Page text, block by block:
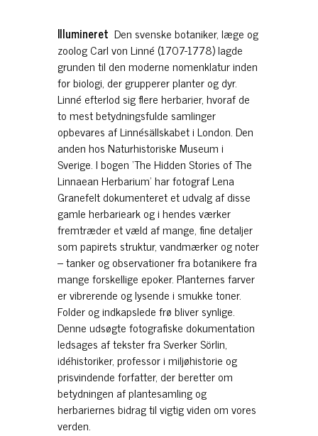
Illumineret Den svenske botaniker, læge og
zoolog Carl von Linné (1707-1778) lagde
grunden til den moderne nomenklatur inden
for biologi, der grupperer planter og dyr.
Linné efterlod sig flere herbarier, hvoraf de
to mest betydningsfulde samlinger
opbevares af Linnésällskabet i London. Den
anden hos Naturhistoriske Museum i
Sverige. I bogen ‘The Hidden Stories of The
Linnaean Herbarium’ har fotograf Lena
Granefelt dokumenteret et udvalg af disse
gamle herbarieark og i hendes værker
fremtræder et væld af mange, fine detaljer
som papirets struktur, vandmærker og noter
– tanker og observationer fra botanikere fra
mange forskellige epoker. Planternes farver
er vibrerende og lysende i smukke toner.
Folder og indkapslede frø bliver synlige.
Denne udsøgte fotografiske dokumentation
ledsages af tekster fra Sverker Sörlin,
idéhistoriker, professor i miljøhistorie og
prisvindende forfatter, der beretter om
betydningen af plantesamling og
herbariernes bidrag til vigtig viden om vores
verden.